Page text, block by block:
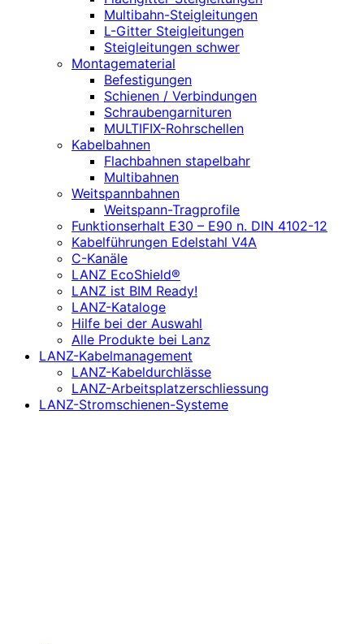
Multibahn-Steigleitungen
L-Gitter Steigleitungen
Steigleitungen schwer
Montagematerial
Befestigungen
Schienen / Verbindungen
Schraubengarnituren
MULTIFIX-Rohrschellen
Kabelbahnen
Flachbahnen stapelbahr
Multibahnen
Weitspannbahnen
Weitspann-Tragprofile
Funktionserhalt E30 – E90 n. DIN 4102-12
Kabelführungen Edelstahl V4A
C-Kanäle
LANZ EcoShield®
LANZ ist BIM Ready!
LANZ-Kataloge
Hilfe bei der Auswahl
Alle Produkte bei Lanz
LANZ-Kabelmanagement
LANZ-Kabeldurchlässe
LANZ-Arbeitsplatzerschliessung
LANZ-Stromschienen-Systeme